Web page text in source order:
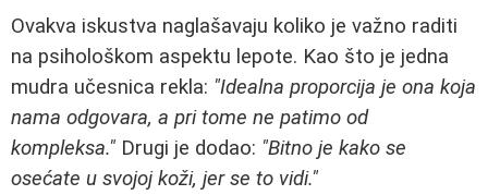
Ovakva iskustva naglašavaju koliko je važno raditi
na psihološkom aspektu lepote. Kao što je jedna
mudra učesnica rekla: "Idealna proporcija je ona koja
nama odgovara, a pri tome ne patimo od
kompleksa." Drugi je dodao: "Bitno je kako se
osećate u svojoj koži, jer se to vidi."